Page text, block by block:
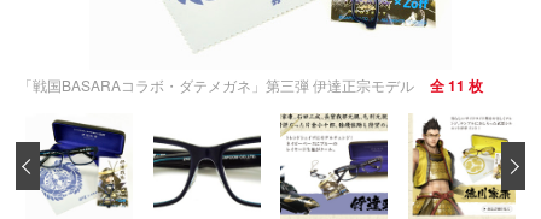
「戦国BASARAコラボ・ダテメガネ」第三弾 伊達正宗モデル 全 11 枚
‹